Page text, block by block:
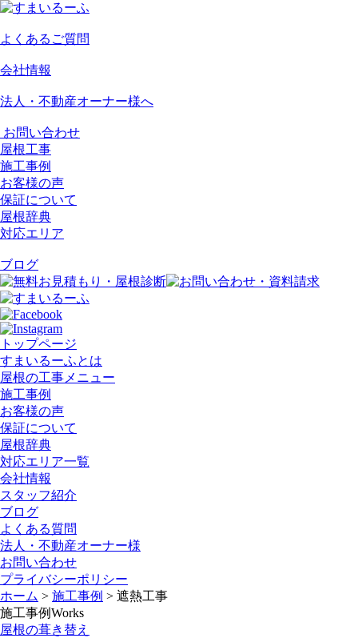
よくあるご質問
会社情報
法人・不動産オーナー様へ
お問い合わせ
屋根工事
施工事例
お客様の声
保証について
屋根辞典
対応エリア
ブログ
トップページ
すまいるーふとは
屋根の工事メニュー
施工事例
お客様の声
保証について
屋根辞典
対応エリア一覧
会社情報
スタッフ紹介
ブログ
よくある質問
法人・不動産オーナー様
お問い合わせ
プライバシーポリシー
ホーム > 施工事例 > 遮熱工事
施工事例Works
屋根の葺き替え